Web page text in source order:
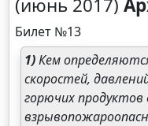
(июнь 2017)
Билет №13
1)Кем
скоростей,
горючих продуктов